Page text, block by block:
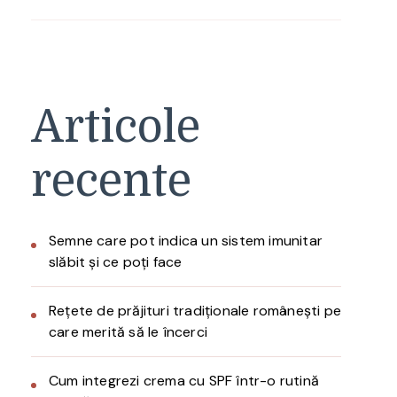
Articole
recente
Semne care pot indica un sistem imunitar
slăbit și ce poți face
Rețete de prăjituri tradiționale românești pe
care merită să le încerci
Cum integrezi crema cu SPF într-o rutină